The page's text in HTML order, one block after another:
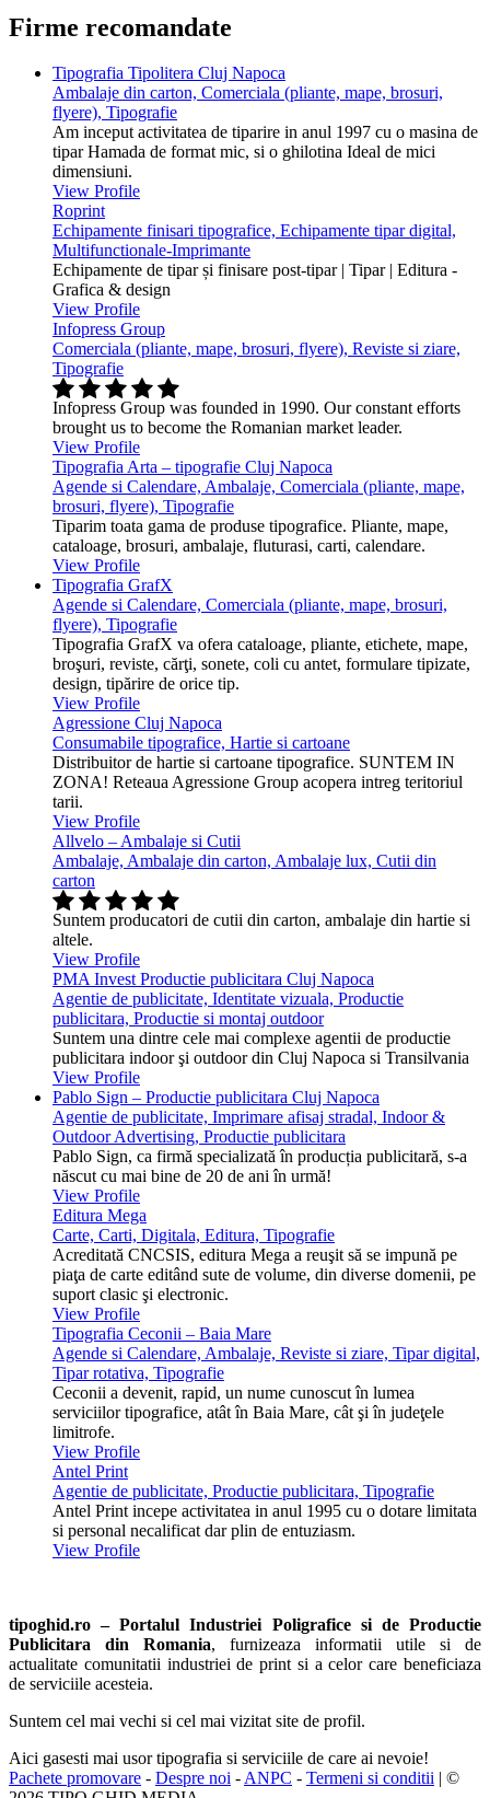
Firme recomandate
Tipografia Tipolitera Cluj Napoca
Ambalaje din carton, Comerciala (pliante, mape, brosuri,
flyere), Tipografie
Am inceput activitatea de tiparire in anul 1997 cu o masina de
tipar Hamada de format mic, si o ghilotina Ideal de mici
dimensiuni.
View Profile
Roprint
Echipamente finisari tipografice, Echipamente tipar digital,
Multifunctionale-Imprimante
Echipamente de tipar și finisare post-tipar | Tipar | Editura -
Grafica & design
View Profile
Infopress Group
Comerciala (pliante, mape, brosuri, flyere), Reviste si ziare,
Tipografie
Infopress Group was founded in 1990. Our constant efforts
brought us to become the Romanian market leader.
View Profile
Tipografia Arta – tipografie Cluj Napoca
Agende si Calendare, Ambalaje, Comerciala (pliante, mape,
brosuri, flyere), Tipografie
Tiparim toata gama de produse tipografice. Pliante, mape,
cataloage, brosuri, ambalaje, fluturasi, carti, calendare.
View Profile
Tipografia GrafX
Agende si Calendare, Comerciala (pliante, mape, brosuri,
flyere), Tipografie
Tipografia GrafX va ofera cataloage, pliante, etichete, mape,
broşuri, reviste, cărţi, sonete, coli cu antet, formulare tipizate,
design, tipărire de orice tip.
View Profile
Agressione Cluj Napoca
Consumabile tipografice, Hartie si cartoane
Distribuitor de hartie si cartoane tipografice. SUNTEM IN
ZONA! Reteaua Agressione Group acopera intreg teritoriul
tarii.
View Profile
Allvelo – Ambalaje si Cutii
Ambalaje, Ambalaje din carton, Ambalaje lux, Cutii din
carton
Suntem producatori de cutii din carton, ambalaje din hartie si
altele.
View Profile
PMA Invest Productie publicitara Cluj Napoca
Agentie de publicitate, Identitate vizuala, Productie
publicitara, Productie si montaj outdoor
Suntem una dintre cele mai complexe agentii de productie
publicitara indoor şi outdoor din Cluj Napoca si Transilvania
View Profile
Pablo Sign – Productie publicitara Cluj Napoca
Agentie de publicitate, Imprimare afisaj stradal, Indoor &
Outdoor Advertising, Productie publicitara
Pablo Sign, ca firmă specializată în producția publicitară, s-a
născut cu mai bine de 20 de ani în urmă!
View Profile
Editura Mega
Carte, Carti, Digitala, Editura, Tipografie
Acreditată CNCSIS, editura Mega a reuşit să se impună pe
piaţa de carte editând sute de volume, din diverse domenii, pe
suport clasic şi electronic.
View Profile
Tipografia Ceconii – Baia Mare
Agende si Calendare, Ambalaje, Reviste si ziare, Tipar digital,
Tipar rotativa, Tipografie
Ceconii a devenit, rapid, un nume cunoscut în lumea
serviciilor tipografice, atât în Baia Mare, cât şi în judeţele
limitrofe.
View Profile
Antel Print
Agentie de publicitate, Productie publicitara, Tipografie
Antel Print incepe activitatea in anul 1995 cu o dotare limitata
si personal necalificat dar plin de entuziasm.
View Profile
tipoghid.ro – Portalul Industriei Poligrafice si de Productie
Publicitara din Romania, furnizeaza informatii utile si de
actualitate comunitatii industriei de print si a celor care beneficiaza
de serviciile acesteia.
Suntem cel mai vechi si cel mai vizitat site de profil.
Aici gasesti mai usor tipografia si serviciile de care ai nevoie!
Pachete promovare - Despre noi -ANPC - Termeni si conditii | ©